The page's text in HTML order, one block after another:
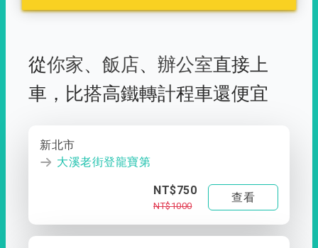
從你家、 飯店、 辦公室直接上
車， 比搭高鐵轉計程車還便宜
新北市
大溪老街登龍寶第
NT$750
NT$1000
查看